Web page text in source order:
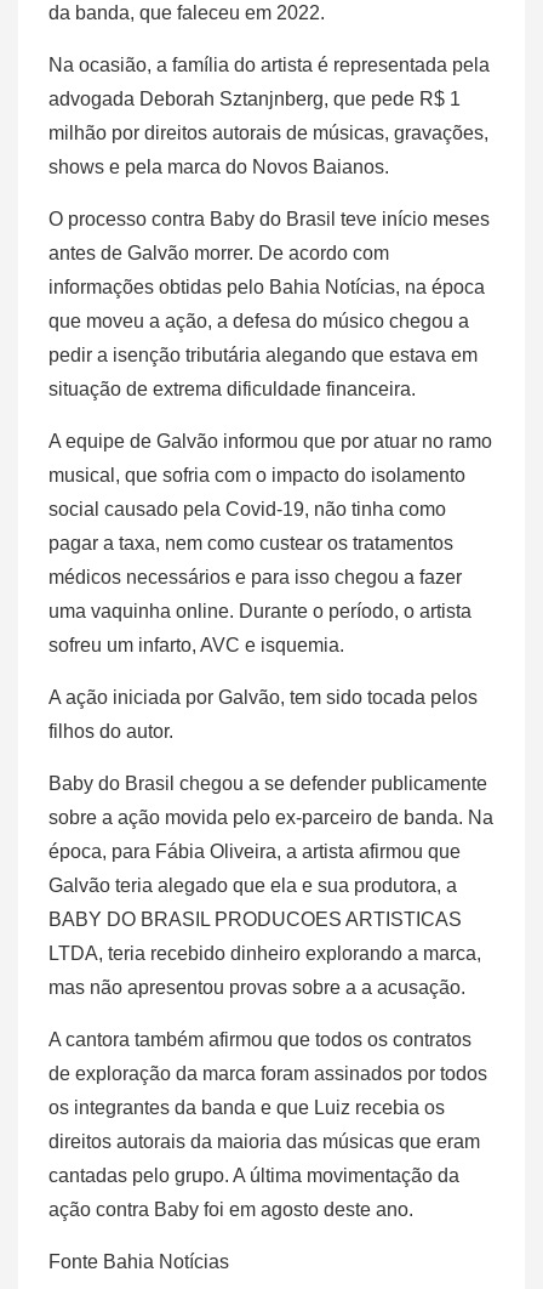
da banda, que faleceu em 2022.
Na ocasião, a família do artista é representada pela
advogada Deborah Sztanjnberg, que pede R$ 1
milhão por direitos autorais de músicas, gravações,
shows e pela marca do Novos Baianos.
O processo contra Baby do Brasil teve início meses
antes de Galvão morrer. De acordo com
informações obtidas pelo Bahia Notícias, na época
que moveu a ação, a defesa do músico chegou a
pedir a isenção tributária alegando que estava em
situação de extrema dificuldade financeira.
A equipe de Galvão informou que por atuar no ramo
musical, que sofria com o impacto do isolamento
social causado pela Covid-19, não tinha como
pagar a taxa, nem como custear os tratamentos
médicos necessários e para isso chegou a fazer
uma vaquinha online. Durante o período, o artista
sofreu um infarto, AVC e isquemia.
A ação iniciada por Galvão, tem sido tocada pelos
filhos do autor.
Baby do Brasil chegou a se defender publicamente
sobre a ação movida pelo ex-parceiro de banda. Na
época, para Fábia Oliveira, a artista afirmou que
Galvão teria alegado que ela e sua produtora, a
BABY DO BRASIL PRODUCOES ARTISTICAS
LTDA, teria recebido dinheiro explorando a marca,
mas não apresentou provas sobre a a acusação.
A cantora também afirmou que todos os contratos
de exploração da marca foram assinados por todos
os integrantes da banda e que Luiz recebia os
direitos autorais da maioria das músicas que eram
cantadas pelo grupo. A última movimentação da
ação contra Baby foi em agosto deste ano.
Fonte Bahia Notícias